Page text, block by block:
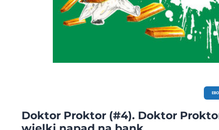
Doktor Proktor (#4). Doktor